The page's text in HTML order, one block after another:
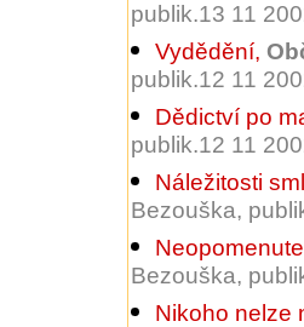
publik.13 11
Vydědění,
publik.12 11
Dědictví po
publik.12 11
Náležitosti
Bezouška,
Bezouška,
Nikoho nelze